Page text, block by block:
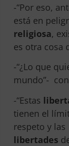
-“Por eso,
está en
religiosa,
es otra cosa
-“¿Lo que
mundo”-
-“Estas
tienen el
respeto y las
libertades